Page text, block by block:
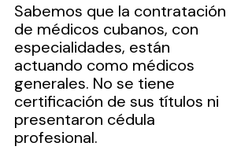
Sabemos que la contratación
de médicos cubanos, con
especialidades, están
actuando como médicos
generales. No se tiene
certificación de sus títulos ni
presentaron cédula
profesional.